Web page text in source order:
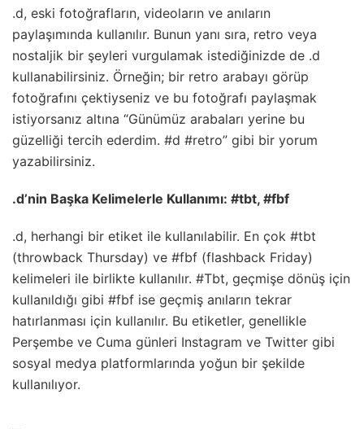
.d, eski fotoğrafların, videoların ve anıların
paylaşımında kullanılır. Bunun yanı sıra, retro veya
nostaljik bir şeyleri vurgulamak istediğinizde de .d
kullanabilirsiniz. Örneğin; bir retro arabayı görüp
fotoğrafını çektiyseniz ve bu fotoğrafı paylaşmak
istiyorsanız altına “Günümüz arabaları yerine bu
güzelliği tercih ederdim. #d #retro” gibi bir yorum
yazabilirsiniz.
.d’nin Başka Kelimelerle Kullanımı: #tbt, #fbf
.d, herhangi bir etiket ile kullanılabilir. En çok #tbt
(throwback Thursday) ve #fbf (flashback Friday)
kelimeleri ile birlikte kullanılır. #Tbt, geçmişe dönüş için
kullanıldığı gibi #fbf ise geçmiş anıların tekrar
hatırlanması için kullanılır. Bu etiketler, genellikle
Perşembe ve Cuma günleri Instagram ve Twitter gibi
sosyal medya platformlarında yoğun bir şekilde
kullanılıyor.